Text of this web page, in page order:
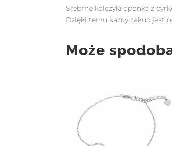
Srebrne kolczyki oponka z
Dzięki temu każdy zakup jest
Może